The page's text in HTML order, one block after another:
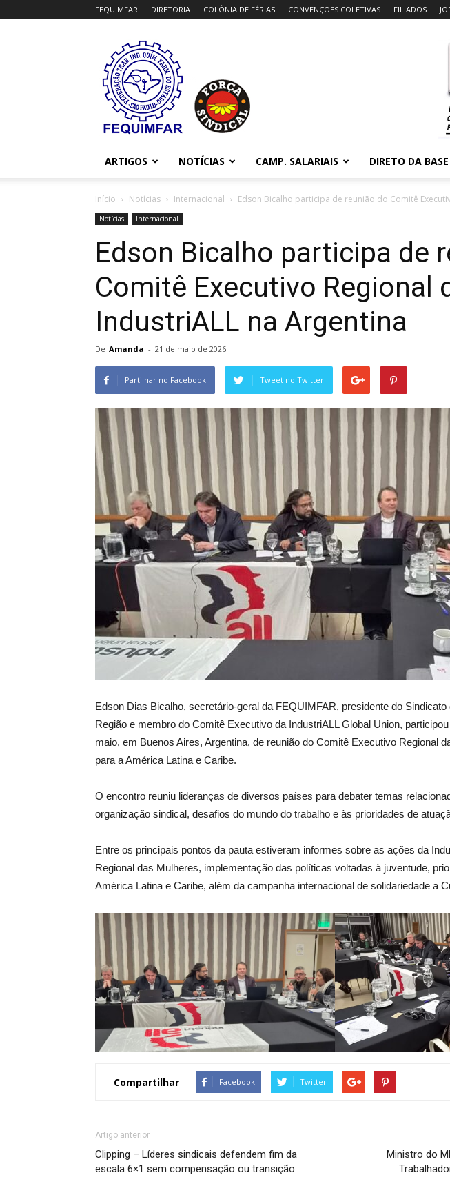
FEQUIMFAR DIRETORIA COLÔNIA DE FÉRIAS CONVENÇÕES COLETIVAS FILIADOS
ARTIGOS NOTÍCIAS CAMP. SALARIAIS DIRETO DA BASE
Início Notícias Internacional Edson Bicalho participa de reunião do Comitê
Notícias Internacional
Edson Bicalho participa de
Comitê Executivo Regional
IndustriALL na Argentina
De Amanda - 21 de maio de 2026
Partilhar no Facebook Tweet no Twitter
Edson Dias Bicalho, secretário-geral da FEQUIMFAR, presidente do
Região e membro do Comitê Executivo da IndustriALL Global Union,
maio, em Buenos Aires, Argentina, de reunião do Comitê Executivo Regional
para a América Latina e Caribe.
O encontro reuniu lideranças de diversos países para debater temas
organização sindical, desafios do mundo do trabalho e às prioridades de
Entre os principais pontos da pauta estiveram informes sobre as ações da
Regional das Mulheres, implementação das políticas voltadas à juventude,
América Latina e Caribe, além da campanha internacional de solidariedade a
Compartilhar Facebook Twitter
Artigo anterior
Clipping – Líderes sindicais defendem fim da
escala 6×1 sem compensação ou transição
Ministro do